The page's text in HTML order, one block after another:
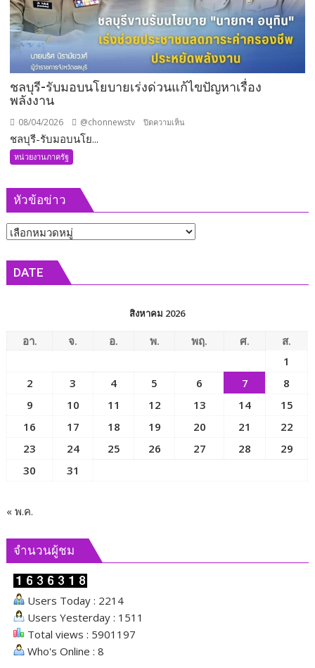
มาตรการ
เข้ม
เพื่อ
ความ
ปลอดภัย
ชลบุรี-รับมอบนโยบายเร่งด่วนแก้ไขปัญหาเรื่อง
พลังงาน
08/04/2026 @chonnewstv ปิดความเห็น
ด่วน
แก้ไข
ชลบุรี-รับมอบนโย...
หน่วยงานภาครัฐ
หัวข้อข่าว
หัวข้อ
DATE
สิงหาคม 2026
อา. จ. อ. พ. พฤ. ศ.
ส.
1
2
3 4 5 6 7
8
9
10 11 12 13 14
15
16
17 18 19 20 21
22
23
24 25 26 27 28
29
30
31
« พ.ค.
จำนวนผู้ชม
Users Today : 2214
Users Yesterday : 1511
Total views : 5901197
Who's Online : 8